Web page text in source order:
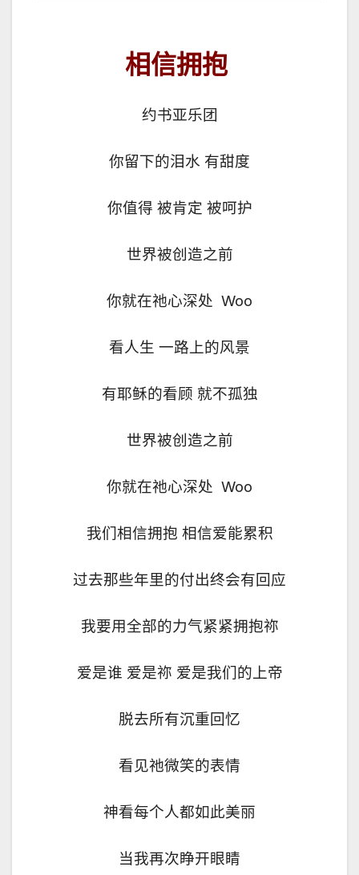
相信拥抱
约书亚乐团
你留下的泪水 有甜度
你值得 被肯定 被呵护
世界被创造之前
你就在祂心深处 Woo
看人生 一路上的风景
有耶稣的看顾 就不孤独
世界被创造之前
你就在祂心深处 Woo
我们相信拥抱 相信爱能累积
过去那些年里的付出终会有回应
我要用全部的力气紧紧拥抱祢
爱是谁 爱是祢 爱是我们的上帝
脱去所有沉重回忆
看见祂微笑的表情
神看每个人都如此美丽
当我再次睁开眼睛